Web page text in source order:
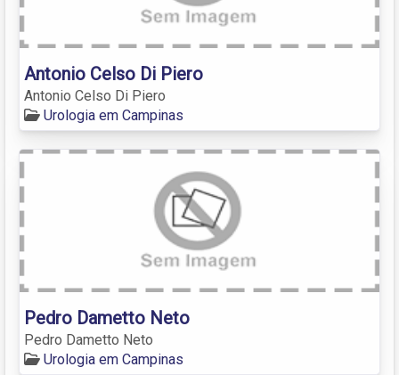
Antonio Celso Di Piero
Antonio Celso Di Piero
Urologia em Campinas
Pedro Dametto Neto
Pedro Dametto Neto
Urologia em Campinas